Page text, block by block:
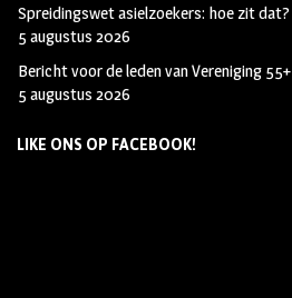
Spreidingswet asielzoekers: hoe zit dat?
5 augustus 2026
Bericht voor de leden van Vereniging 55+
5 augustus 2026
LIKE ONS OP FACEBOOK!